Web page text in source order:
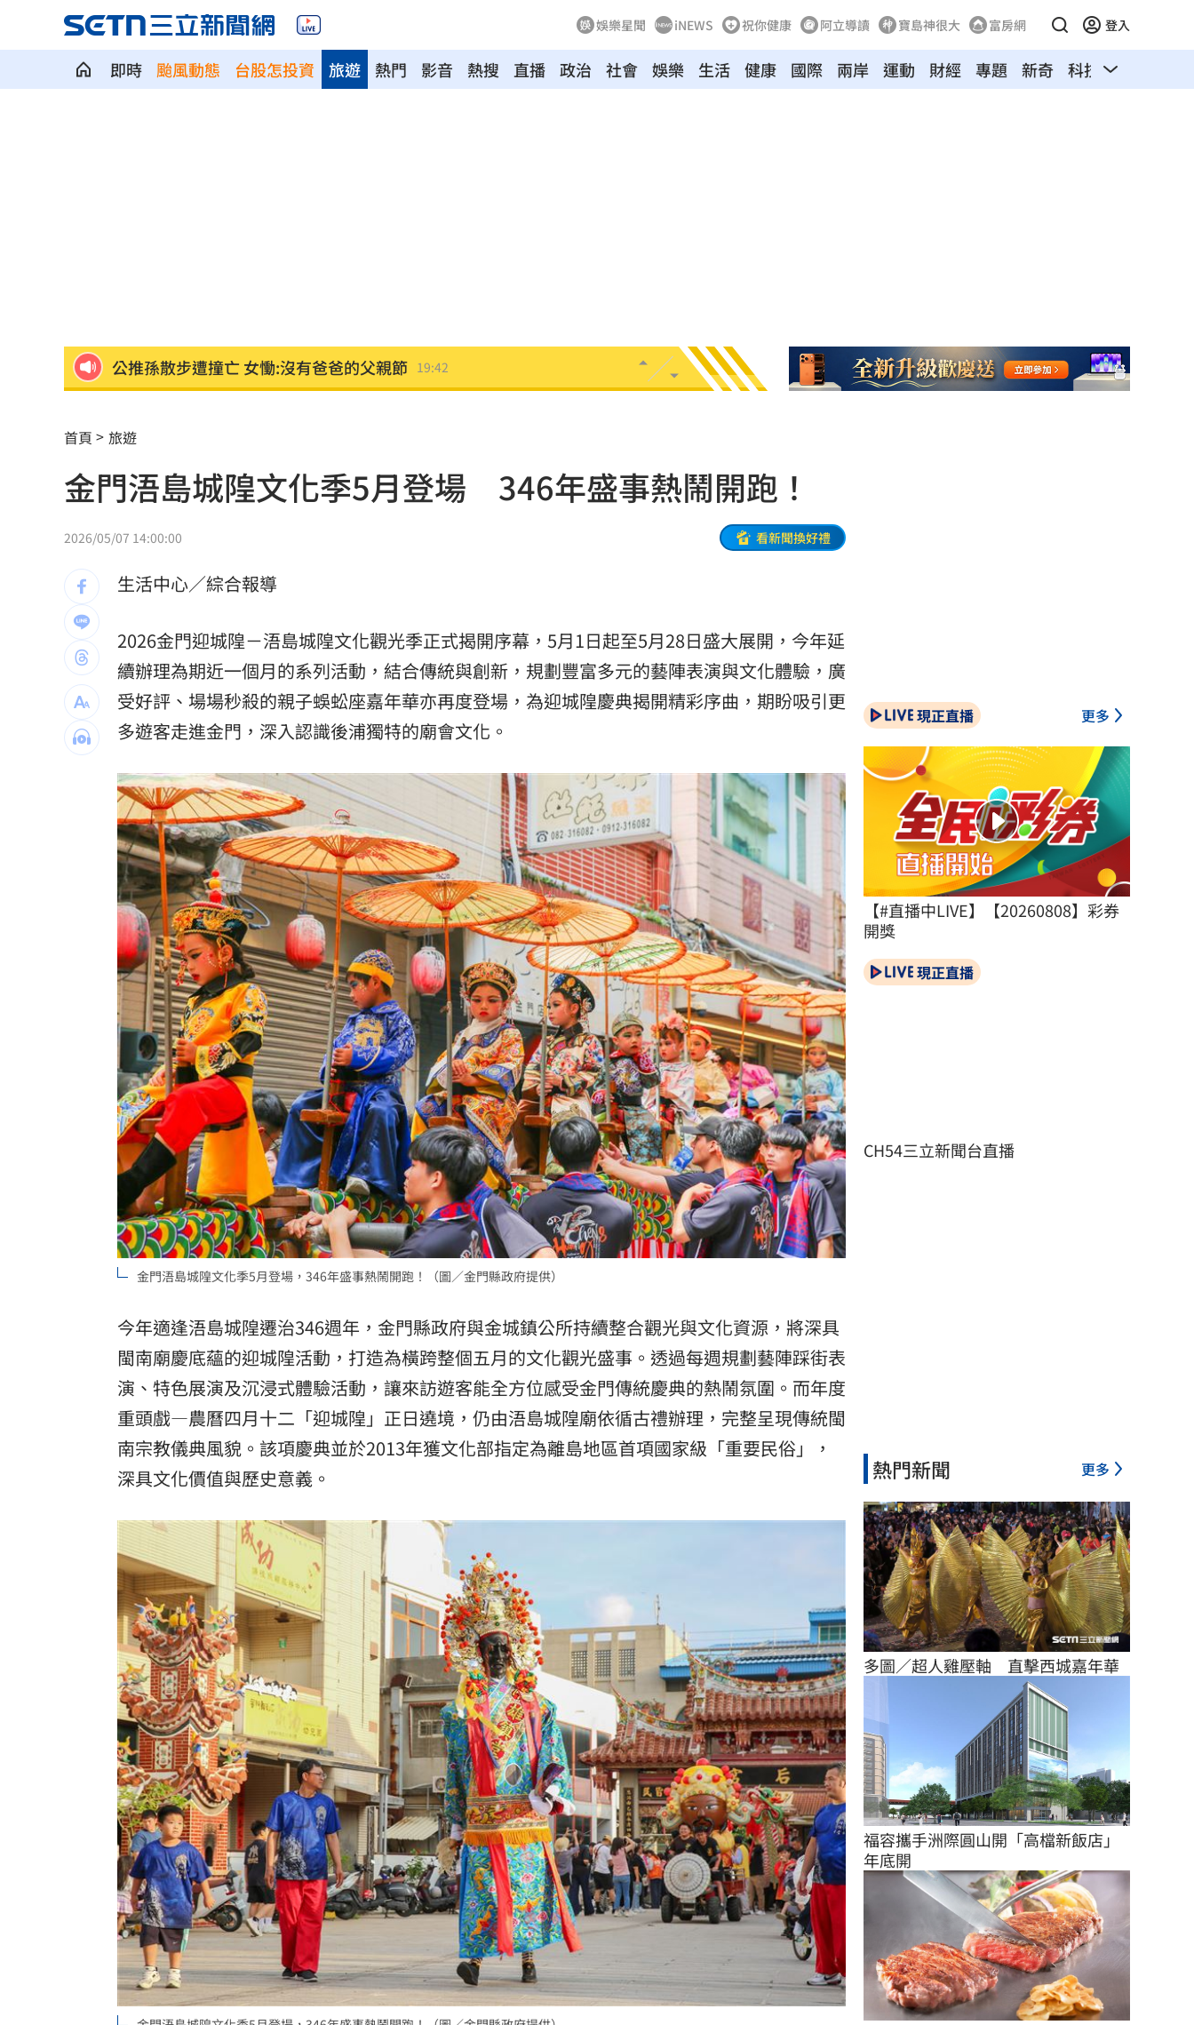
娛樂星聞 iNEWS 祝你健康 阿立導讀 寶島神很大 富房網 登入
即時 颱風動態 台股怎投資 熱門 影音 熱搜 直播 政治 社會 娛樂 生活 健康 國際 兩岸 運動 財經 專題 新奇 科技
旅遊 汽車
攪局父親節！中颱白海豚挾狂風暴雨炸雙北 20:30
公推孫散步遭撞亡 女慟:沒有爸爸的父親節 19:42
崔立于高雄開唱 台下讓他氣噗噗：隨便啦
兄弟打線突破後勁 黃韋盛3打點率隊2連勝 19:32
龍藏經7折仍要131.6萬 他原價現金秒結帳
99歲婆婆「月花35萬」！66歲媳無法退休
想靠正二翻本？ 達人教戰槓反ETF心法 19:12
男同事追求不成跟騷偷拍 女師控校方霸凌 19:08
演習硬上路還無照！鳳山女慘收10萬單 19:03
一軍不是來跑龍套 餅總對新人不手下留情 19:03
靠2根鐵軌橫掃AI鏈 川湖財報衝上萬金股 19:03
孫易磊登板2局2K無失分！ 飆156公里火球 18:57
台灣彩券開獎直播中 20:31
LIVE三立+24小時直播 15:27
三立iNEWS新聞台線上直播 18:00
商場戰國來臨 台中「頂奢大道」逐漸成形 12:00
台彩父親節推新刮刮樂千萬頭獎超「爸」氣 12:00
「拍片人的多重宇宙」職涯論壇9/12登場！ 10:30
8國球員齊聚高雄 Formosa 7s掀足球熱潮 10:00
理想混蛋號召粉絲跨海追星吃美食！ 18:15
首頁 旅遊
金門浯島城隍文化季5月登場 346年盛事熱鬧開跑！
2026/05/07 14:00:00 看新聞換好禮
生活中心／綜合報導
2026金門迎城隍－浯島城隍文化觀光季正式揭開序幕，5月1日起至5月28日盛大展開，今年延
續辦理為期近一個月的系列活動，結合傳統與創新，規劃豐富多元的藝陣表演與文化體驗，廣
受好評、場場秒殺的親子蜈蚣座嘉年華亦再度登場，為迎城隍慶典揭開精彩序曲，期盼吸引更
多遊客走進金門，深入認識後浦獨特的廟會文化。
金門浯島城隍文化季5月登場，346年盛事熱鬧開跑！（圖／金門縣政府提供）
今年適逢浯島城隍遷治346週年，金門縣政府與金城鎮公所持續整合觀光與文化資源，將深具
閩南廟慶底蘊的迎城隍活動，打造為橫跨整個五月的文化觀光盛事。透過每週規劃藝陣踩街表
演、特色展演及沉浸式體驗活動，讓來訪遊客能全方位感受金門傳統慶典的熱鬧氛圍。而年度
重頭戲—農曆四月十二「迎城隍」正日遶境，仍由浯島城隍廟依循古禮辦理，完整呈現傳統閩
南宗教儀典風貌。該項慶典並於2013年獲文化部指定為離島地區首項國家級「重要民俗」，
深具文化價值與歷史意義。
現正直播 更多
【#直播中LIVE】【20260808】彩券
開獎
現正直播
CH54三立新聞台直播
熱門新聞 更多
多圖／超人雞壓軸　直擊西城嘉年華
福容攜手洲際圓山開「高檔新飯店」
年底開